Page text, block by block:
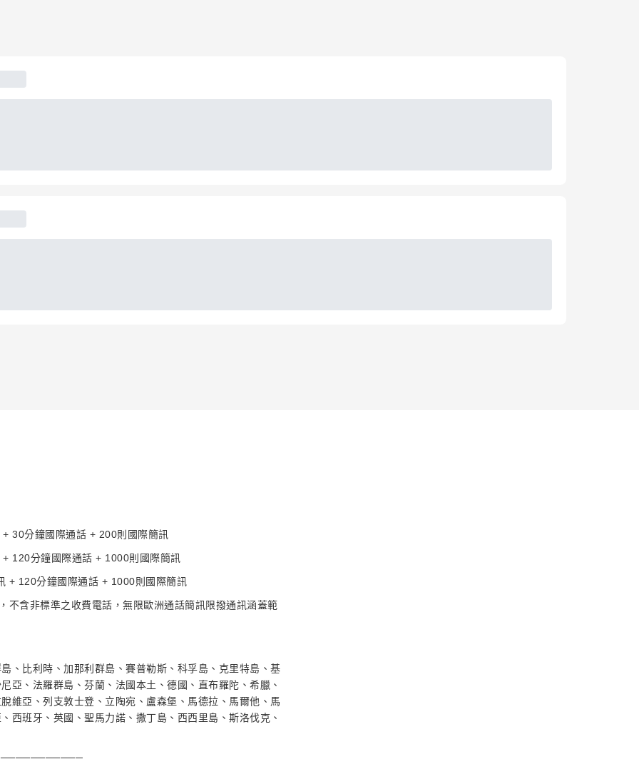
30分鐘國際通話 + 200則國際簡訊
120分鐘國際通話 + 1000則國際簡訊
+ 120分鐘國際通話 + 1000則國際簡訊
含非標準之收費電話，無限歐洲通話簡訊限撥通訊涵蓋範
、比利時、加那利群島、賽普勒斯、科孚島、克里特島、基
亞、法羅群島、芬蘭、法國本土、德國、直布羅陀、希臘、
維亞、列支敦士登、立陶宛、盧森堡、馬德拉、馬爾他、馬
西班牙、英國、聖馬力諾、撒丁島、西西里島、斯洛伐克、